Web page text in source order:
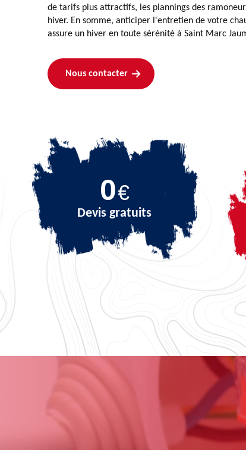
de tarifs plus attractifs, les plannings des
hiver. En somme, anticiper l'entretien de votre
assure un hiver en toute sérénité à Saint Marc
Nous contacter
0€
Devis gratuits